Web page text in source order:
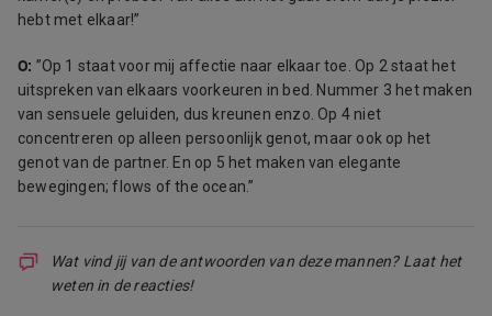
hebt met elkaar!”
O: ”Op 1 staat voor mij affectie naar elkaar toe. Op 2 staat het
uitspreken van elkaars voorkeuren in bed. Nummer 3 het maken
van sensuele geluiden, dus kreunen enzo. Op 4 niet
concentreren op alleen persoonlijk genot, maar ook op het
genot van de partner. En op 5 het maken van elegante
bewegingen; flows of the ocean.”
Wat vind jij van de antwoorden van deze mannen? Laat het
weten in de reacties!